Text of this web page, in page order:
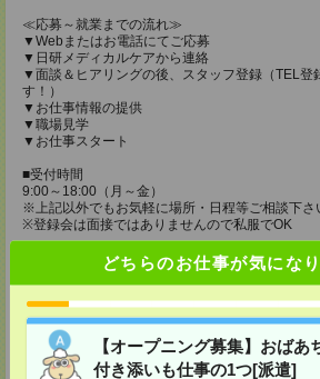
どちらのお仕事が気にな
【オープニング募集】おばあ
付き添いも仕事の1つ[派遣]
≪応募～就業までの流れ≫
▼Webまたはお電話にてご応募
▼日研メディカルケアから連絡
▼面談＆ヒアリングの後、スタッフ登録（TEL登
す！）
▼お仕事情報の提供
▼職場見学
▼お仕事スタート
■受付時間
9:00～18:00（月～金）
※上記以外でもお気軽に場所・日程等ご相談下さ
※登録会は面接ではありませんので私服でOK
メディカルケア事業部 博多オフィス
福岡県福岡市博多区博多駅前2-1-1 福岡朝日ビ
TEL：0120-802-274
MAIL：tenshoku@nikken-ts.jp
担当：採用担当